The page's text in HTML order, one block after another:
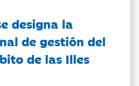
designa la
de gestión del
de las Illes